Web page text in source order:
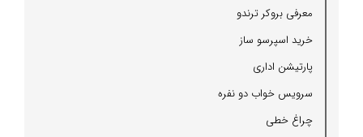
معرفی بروكر ترندو
خرید اسپرسو ساز
پارتیشن اداری
سرویس خواب دو نفره
چراغ خطی